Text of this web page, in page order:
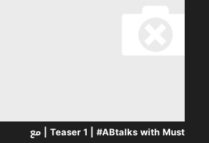
Teaser 1 | #ABtalks with Mustafa the Poet | Chapter 245 | مع